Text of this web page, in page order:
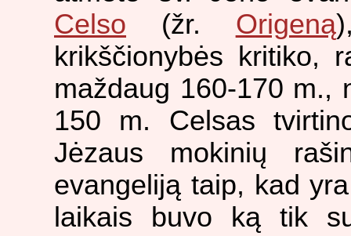
Celso (žr. Origeną
krikščionybės kritiko,
maždaug 160-170 m.,
150 m. Celsas
Jėzaus mokinių
evangeliją taip, kad
laikais buvo ką tik